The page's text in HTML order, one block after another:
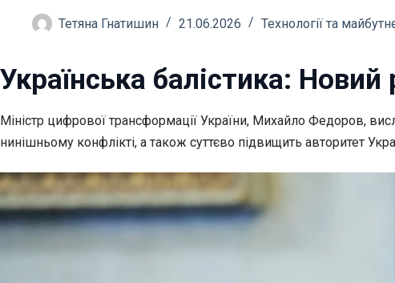
Тетяна Гнатишин 21.06.2026 Технології та
Українська балістика:
Міністр цифрової трансформації України, Михайло Федоров,
нинішньому конфлікті, а також суттєво підвищить авторитет